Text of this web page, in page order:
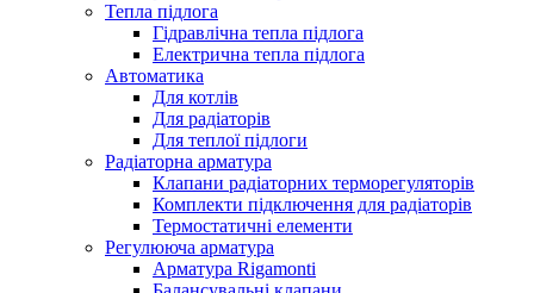
Тепла підлога
Гідравлічна тепла підлога
Електрична тепла підлога
Автоматика
Для котлів
Для радіаторів
Для теплої підлоги
Радіаторна арматура
Клапани радіаторних терморегуляторів
Комплекти підключення для радіаторів
Термостатичні елементи
Регулююча арматура
Арматура Rigamonti